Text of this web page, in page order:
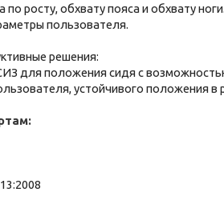
росту, обхвату пояса и обхвату
пользователя.
решения:
для положения сидя с
устойчивого положения